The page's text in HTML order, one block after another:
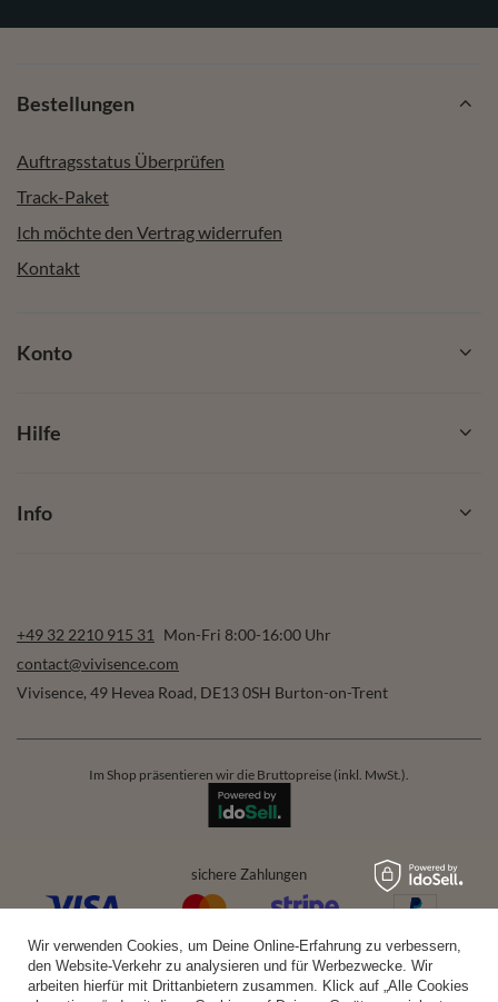
Bestellungen
Auftragsstatus Überprüfen
Track-Paket
Ich möchte den Vertrag widerrufen
Kontakt
Konto
Hilfe
Info
+49 32 2210 915 31
Mon-Fri 8:00-16:00 Uhr
contact@vivisence.com
Vivisence, 49 Hevea Road, DE13 0SH Burton-on-Trent
Im Shop präsentieren wir die Bruttopreise (inkl. MwSt.).
sichere Zahlungen
bequeme Lieferung
Wir verwenden Cookies, um Deine Online-Erfahrung zu verbessern,
den Website-Verkehr zu analysieren und für Werbezwecke. Wir
arbeiten hierfür mit Drittanbietern zusammen. Klick auf „Alle Cookies